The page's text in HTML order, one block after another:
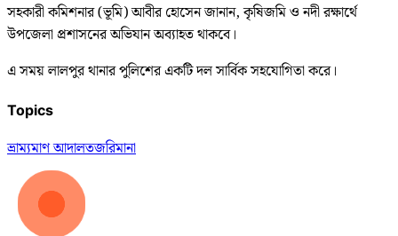
সহকারী কমিশনার (ভূমি) আবীর হোসেন জানান, কৃষিজমি ও নদী রক্ষার্থে
উপজেলা প্রশাসনের অভিযান অব্যাহত থাকবে।
এ সময় লালপুর থানার পুলিশের একটি দল সার্বিক সহযোগিতা করে।
Topics
ভ্রাম্যমাণ আদালতজরিমানা